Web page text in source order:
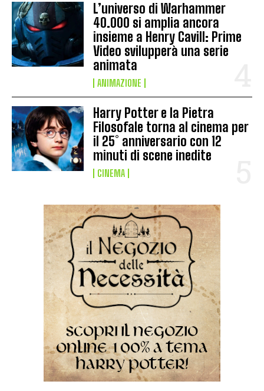
L’universo di Warhammer
40.000 si amplia ancora
insieme a Henry Cavill: Prime
Video svilupperà una serie
animata
ANIMAZIONE
Harry Potter e la Pietra
Filosofale torna al cinema per
il 25° anniversario con 12
minuti di scene inedite
CINEMA